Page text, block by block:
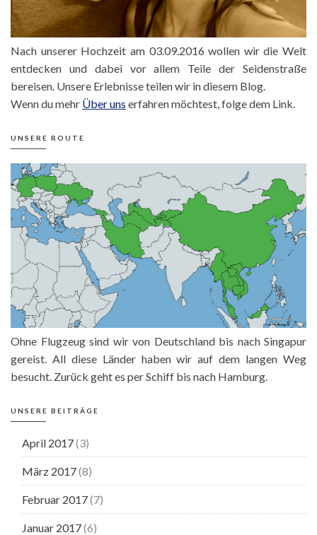
Nach unserer Hochzeit am 03.09.2016 wollen wir die Welt
entdecken und dabei vor allem Teile der Seidenstraße
bereisen. Unsere Erlebnisse teilen wir in diesem Blog.
Wenn du mehr Über uns erfahren möchtest, folge dem Link.
UNSERE ROUTE
Ohne Flugzeug sind wir von Deutschland bis nach Singapur
gereist. All diese Länder haben wir auf dem langen Weg
besucht. Zurück geht es per Schiff bis nach Hamburg.
UNSERE BEITRÄGE
April 2017(3)
März 2017(8)
Februar 2017(7)
Januar 2017(6)